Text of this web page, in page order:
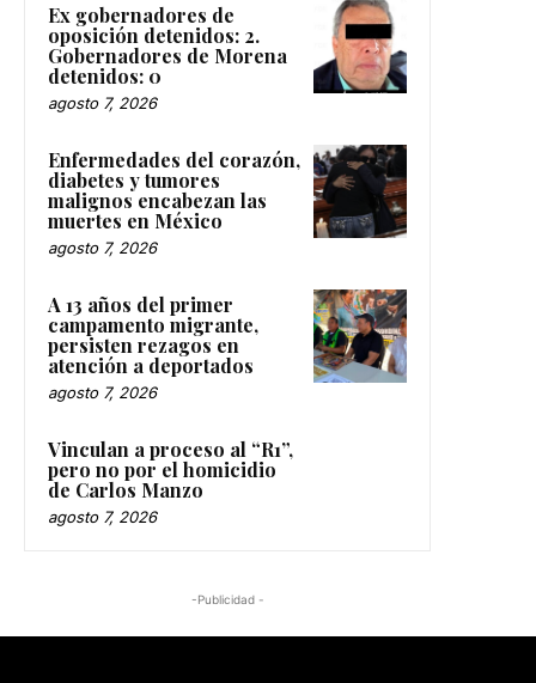
Ex gobernadores de
oposición detenidos: 2.
Gobernadores de Morena
detenidos: 0
agosto 7, 2026
Enfermedades del corazón,
diabetes y tumores
malignos encabezan las
muertes en México
agosto 7, 2026
A 13 años del primer
campamento migrante,
persisten rezagos en
atención a deportados
agosto 7, 2026
Vinculan a proceso al “R1”,
pero no por el homicidio
de Carlos Manzo
agosto 7, 2026
-Publicidad -